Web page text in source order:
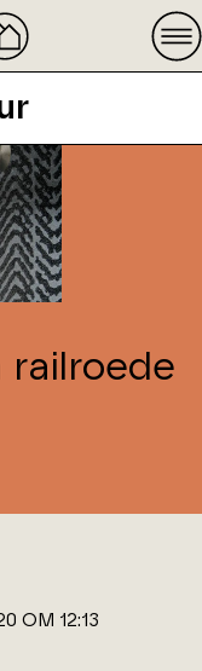
railroede
OM 12:13